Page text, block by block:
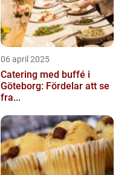
06 april 2025
Catering med buffé i
Göteborg: Fördelar att se
fra...